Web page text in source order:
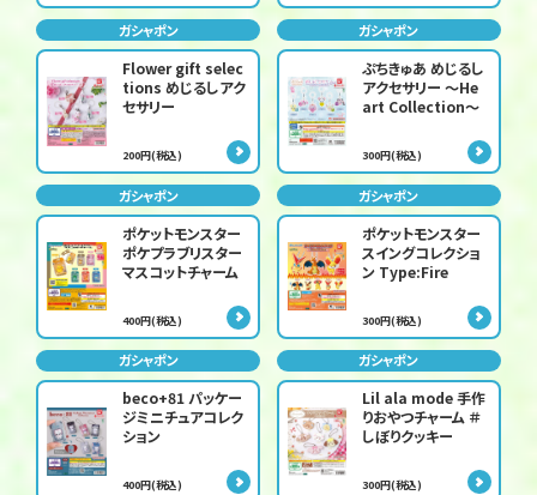
ガシャポン
Flower gift selec
tions めじるしアク
セサリー
200円(税込)
ガシャポン
ぷちきゅあ めじるし
アクセサリー ～He
art Collection～
300円(税込)
ガシャポン
ポケットモンスター
ポケプラブリスター
マスコットチャーム
400円(税込)
ガシャポン
ポケットモンスター
スイングコレクショ
ン Type:Fire
300円(税込)
ガシャポン
beco+81 パッケー
ジミニチュアコレク
ション
400円(税込)
ガシャポン
Lil ala mode 手作
りおやつチャーム ＃
しぼりクッキー
300円(税込)